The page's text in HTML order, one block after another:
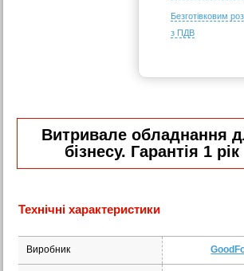
Безготівковим
з ПДВ
Витривале обладнання
бізнесу. Гарантія 1 рік
Технічні характеристики
Виробник